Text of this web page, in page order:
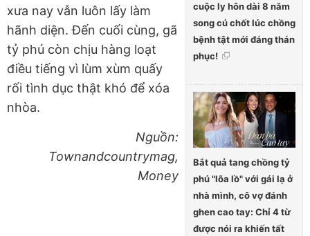
cuộc ly hôn dài 8 năm
song cú chốt lúc chồng
bệnh tật mới đáng thán
phục!
Bắt quả tang chồng tỷ
phú "lõa lồ" với gái lạ ở
nhà mình, cô vợ đánh
ghen cao tay: Chỉ 4 từ
được nói ra khiến tất
xưa nay vẫn luôn lấy làm
hãnh diện. Đến cuối cùng, gã
tỷ phú còn chịu hàng loạt
điều tiếng vì lùm xùm quấy
rối tình dục thật khó để xóa
nhòa.
Nguồn:
Townandcountrymag,
Money